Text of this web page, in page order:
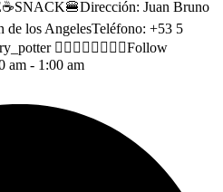
Juan Bruno
de los AngelesTeléfono: +53 5
👆🏻👆🏻👆🏻👆🏻Follow
am - 1:00 am